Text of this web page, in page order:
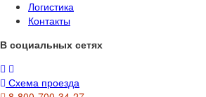
Логистика
Контакты
В социальных сетях
Схема проезда